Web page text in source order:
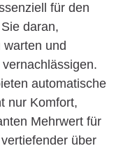
für den
daran,
und
automatische
nur Komfort,
Mehrwert für
über